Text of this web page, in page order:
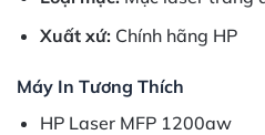
Xuất xứ:Chính hãng HP
Máy In Tương Thích
HP Laser MFP 1200aw